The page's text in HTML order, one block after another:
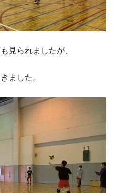
見られましたが、
ました。